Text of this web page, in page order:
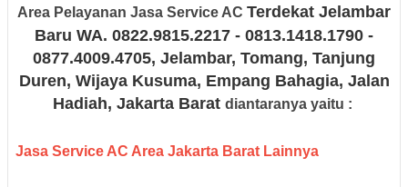
Area Pelayanan Jasa Service AC Terdekat Jelambar
Baru WA. 0822.9815.2217 - 0813.1418.1790 -
0877.4009.4705, Jelambar, Tomang, Tanjung
Duren, Wijaya Kusuma, Empang Bahagia, Jalan
Hadiah, Jakarta Barat diantaranya yaitu :
Jasa Service AC Area Jakarta Barat Lainnya